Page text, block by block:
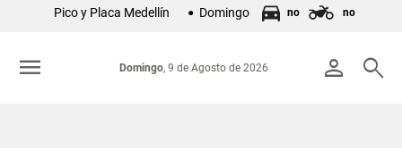
Colombia
Pico y Placa Medellín Domingo no no
person search
Domingo, 9 de Agosto de 2026
menu